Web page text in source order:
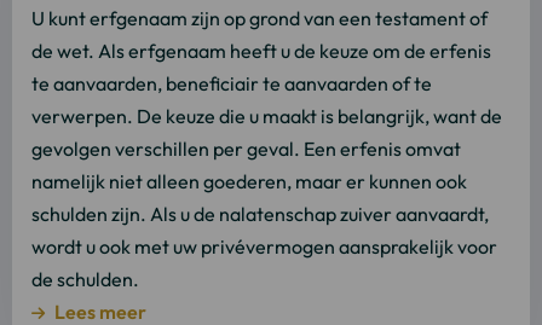
U kunt erfgenaam zijn op grond van een testament of
de wet. Als erfgenaam heeft u de keuze om de erfenis
te aanvaarden, beneficiair te aanvaarden of te
verwerpen. De keuze die u maakt is belangrijk, want de
gevolgen verschillen per geval. Een erfenis omvat
namelijk niet alleen goederen, maar er kunnen ook
schulden zijn. Als u de nalatenschap zuiver aanvaardt,
wordt u ook met uw privévermogen aansprakelijk voor
de schulden.
Lees meer
Lees
meer